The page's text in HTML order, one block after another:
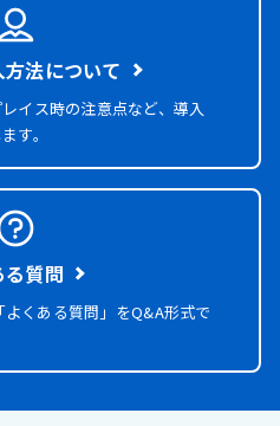
法について
イス時の注意点など、導入
す。
る質問
くある質問」をQ&A形式で